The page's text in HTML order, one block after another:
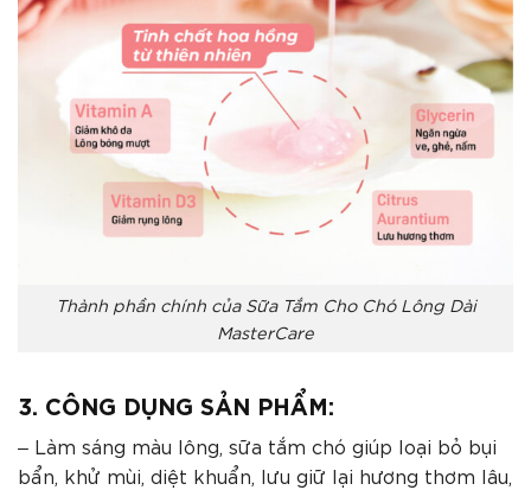
Thành phần chính của Sữa Tắm Cho Chó Lông Dài
MasterCare
3. CÔNG DỤNG SẢN PHẨM:
– Làm sáng màu lông, sữa tắm chó giúp loại bỏ bụi
bẩn, khử mùi, diệt khuẩn, lưu giữ lại hương thơm lâu,